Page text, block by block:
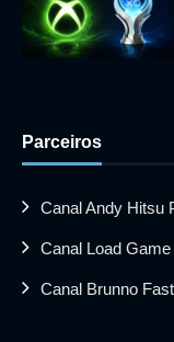
Parceiros
Canal Andy Hitsu
Canal Load Game
Canal Brunno Fast